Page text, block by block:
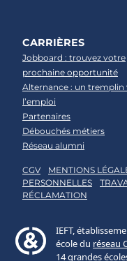
CARRIÈRES
Jobboard : trouvez votre
prochaine opportunité
Alternance : un tremplin
l’emploi
Partenaires
Débouchés métiers
Réseau alumni
CGV MENTIONS
PERSONNELLES
RÉCLAMATION